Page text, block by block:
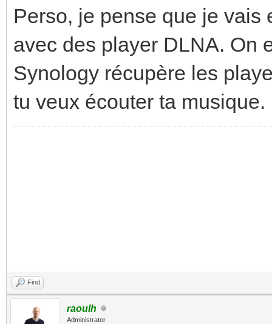
Perso, je pense que je vais
avec des player DLNA. On
Synology récupère les
tu veux écouter ta musique.
Find
raoulh
Administrator